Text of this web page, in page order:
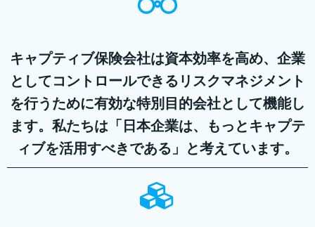
キャプティブ保険会社は資本効率を高め、企業
としてコントロールできるリスクマネジメント
を行うために有効な特別目的会社として機能し
ます。私たちは「日本企業は、もっとキャプテ
ィブを活用すべきである」と考えています。